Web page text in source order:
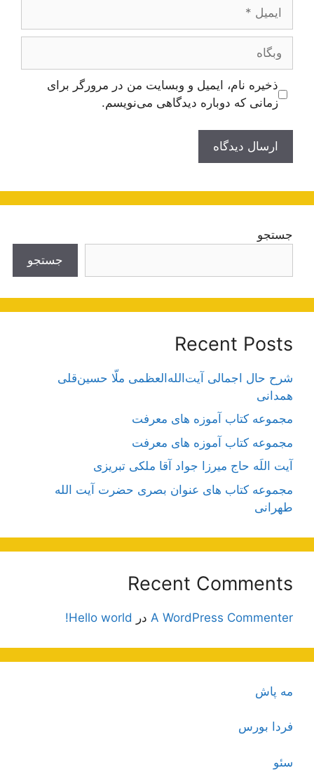
ایمیل
وبگاه
ذخیره نام، ایمیل و وبسایت من در مرورگر برای
زمانی که دوباره دیدگاهی می‌نویسم.
جستجو
جستجو
Recent Posts
شرح حال اجمالی آیت‌الله‌العظمی ملّا حسین‌قلی
همدانی
مجموعه کتاب آموزه های معرفت
مجموعه کتاب آموزه های معرفت
آیت اللَه حاج میرزا جواد آقا ملکی تبریزی
مجموعه کتاب های عنوان بصری حضرت آیت الله
طهرانی
Recent Comments
A WordPress Commenter در Hello world!
مه پاش
فردا بورس
سئو